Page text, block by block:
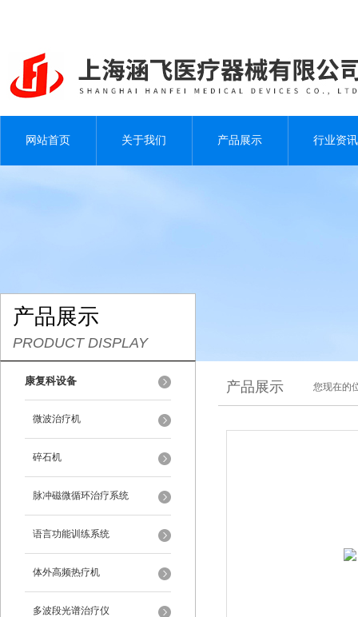
网站首页 关于我们 产品展示 行业资讯
产品展示
PRODUCT DISPLAY
康复科设备
微波治疗机
碎石机
脉冲磁微循环治疗系统
语言功能训练系统
体外高频热疗机
多波段光谱治疗仪
产品展示 您现在的